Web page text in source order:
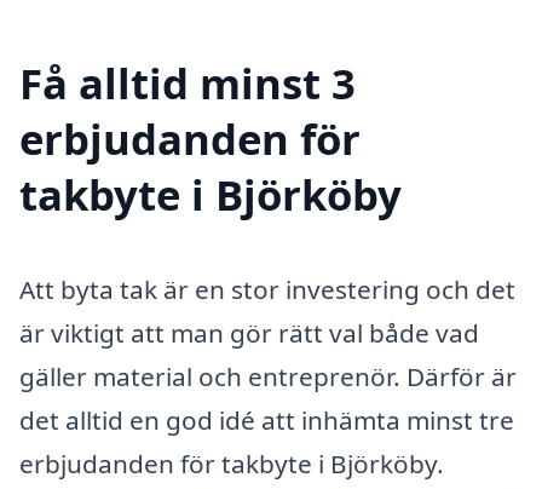
Få alltid minst 3
erbjudanden för
takbyte i Björköby
Att byta tak är en stor investering och det
är viktigt att man gör rätt val både vad
gäller material och entreprenör. Därför är
det alltid en god idé att inhämta minst tre
erbjudanden för takbyte i Björköby.